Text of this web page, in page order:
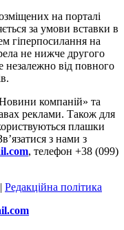
на порталі
за умови вставки в
гіперпосилання на
не нижче другого
незалежно від повного
компаній» та
реклами. Також для
плашки
з нами з
, телефон +38 (099)
| Редакційна політика